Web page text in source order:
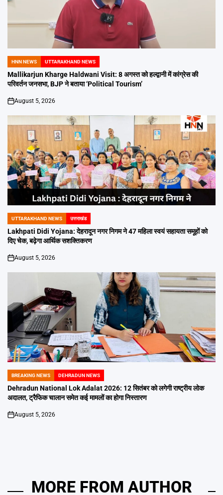
POSTED
IN
HNN NEWS UTTARAKHAND NEWS
Mallikarjun Kharge Haldwani Visit: 8 अगस्त को हल्द्वानी में कांग्रेस की
परिवर्तन जनसभा, BJP ने बताया ‘Political Tourism’
on
August 5, 2026
POSTED
IN
UTTARAKHAND NEWS उत्तराखंड
Lakhpati Didi Yojana: देहरादून नगर निगम ने 47 महिला स्वयं सहायता समूहों को
दिए चेक, बढ़ेगा आर्थिक सशक्तिकरण
on
August 5, 2026
POSTED
IN
BREAKING NEWS DEHRADUN NEWS
Dehradun National Lok Adalat 2026: 12 सितंबर को लगेगी राष्ट्रीय लोक
अदालत, ट्रैफिक चालान समेत कई मामलों का होगा निस्तारण
on
August 5, 2026
MORE FROM AUTHOR